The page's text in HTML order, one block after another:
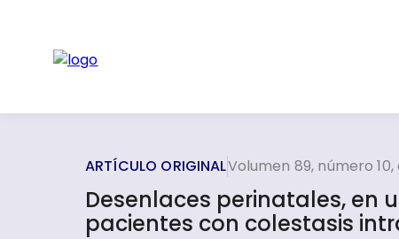
ARTÍCULO ORIGINALVolumen 89, número
Desenlaces perinatales, en
pacientes con colestasis